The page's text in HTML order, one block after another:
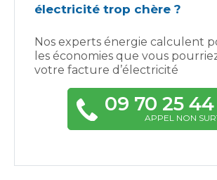
électricité trop chère ?
Nos experts énergie calculent
les économies que vous
votre facture d’électricité
09 70 25 44
APPEL NON